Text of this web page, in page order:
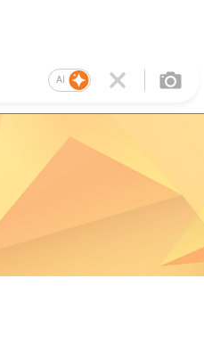
AI